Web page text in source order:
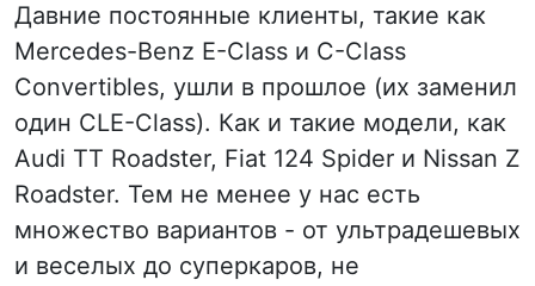
Давние постоянные клиенты, такие как
Mercedes-Benz E-Class и C-Class
Convertibles, ушли в прошлое (их заменил
один CLE-Class). Как и такие модели, как
Audi TT Roadster, Fiat 124 Spider и Nissan Z
Roadster. Тем не менее у нас есть
множество вариантов - от ультрадешевых
и веселых до суперкаров, не